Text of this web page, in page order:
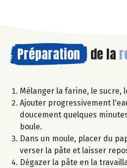
Préparation de la
Mélanger la farine, le sucre,
Ajouter progressivement
doucement quelques
boule.
Dans un moule, placer du
verser la pâte et laisser
Dégazer la pâte en la